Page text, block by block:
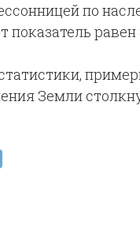
по
показатель равен
Земли